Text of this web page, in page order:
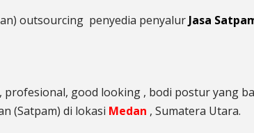
outsourcing penyedia penyalur Jasa
profesional, good looking , bodi postur yang
(Satpam) di lokasi Medan , Sumatera Utara.